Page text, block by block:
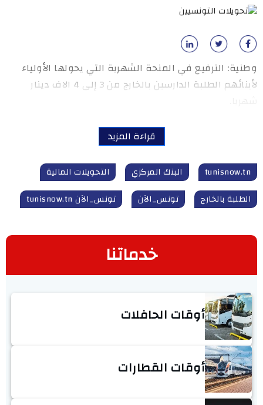
وطنية: الترفيع في المنحة الشهرية التي يحولها الأولياء
لأبنائهم الطلبة الدارسين بالخارج من 3 إلى 4 الاف دينار
قراءة المزيد
tunisnow.tn البنك المركزي
التحويلات المالية
الطلبة بالخارج
تونس_الآن تونس_الآن tunisnow.tn
خدماتنا
أوقات الحافلات
أوقات القطارات